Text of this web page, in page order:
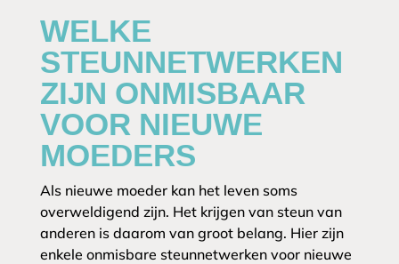
WELKE
STEUNNETWERKEN
ZIJN ONMISBAAR
VOOR NIEUWE
MOEDERS
Als nieuwe moeder kan het leven soms
overweldigend zijn. Het krijgen van steun van
anderen is daarom van groot belang. Hier zijn
enkele onmisbare steunnetwerken voor nieuwe